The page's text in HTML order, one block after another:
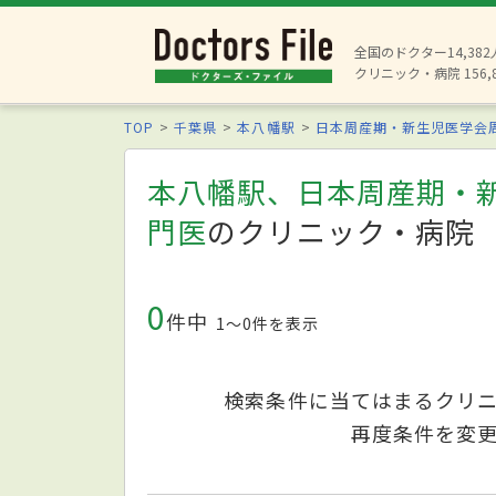
全国のドクター14,382
クリニック・病院
TOP 千葉県 本八幡駅 日本周産期・新生児医学会
本八幡駅、日本周産期・
門医のクリニック・病院
0件中 1〜0件を表示
検索条件に当てはまるクリ
再度条件を変